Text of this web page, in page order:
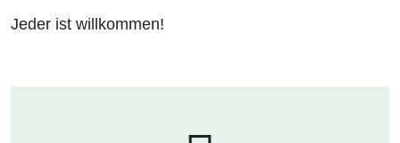
Jeder ist willkommen!